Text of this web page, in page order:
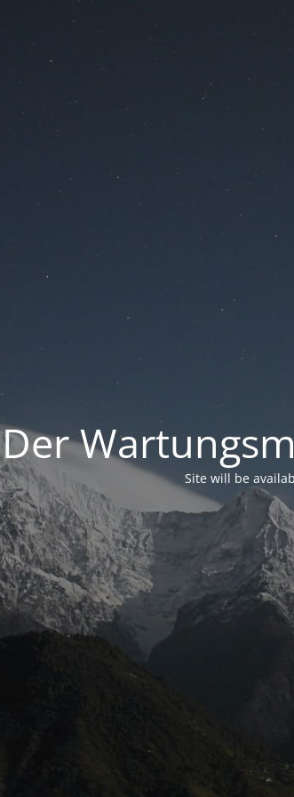
Der
Site will be